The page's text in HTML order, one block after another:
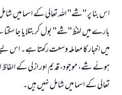
اس بنا پر "شے" اللہ تعالی کے اسما میں
بارے میں لفظ "شے" بول کر بتلایا جا
میں اخبار کا معاملہ وسعت رکھتا ہے۔ اس
ہوئے شے، موجود، قدیم اور ازلی کے الفاظ
تعالی کے اسما میں شامل نہیں ہیں۔